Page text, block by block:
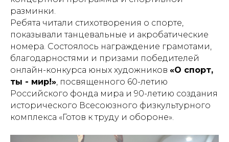
разминки.
Ребята читали стихотворения о спорте,
показывали танцевальные и акробатические
номера. Состоялось награждение грамотами,
благодарностями и призами победителей
онлайн-конкурса юных художников «О спорт,
ты - мир!», посвященного 60-летию
Российского фонда мира и 90-летию создания
исторического Всесоюзного физкультурного
комплекса «Готов к труду и обороне».